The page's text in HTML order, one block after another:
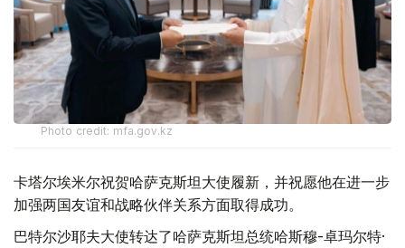
Photo credit: mfa.gov.kz
卡塔尔埃米尔祝贺哈萨克斯坦大使履新，并祝愿他在进一步
加强两国友谊和战略伙伴关系方面取得成功。
巴特尔沙耶夫大使转达了哈萨克斯坦总统哈斯穆-卓玛尔特·